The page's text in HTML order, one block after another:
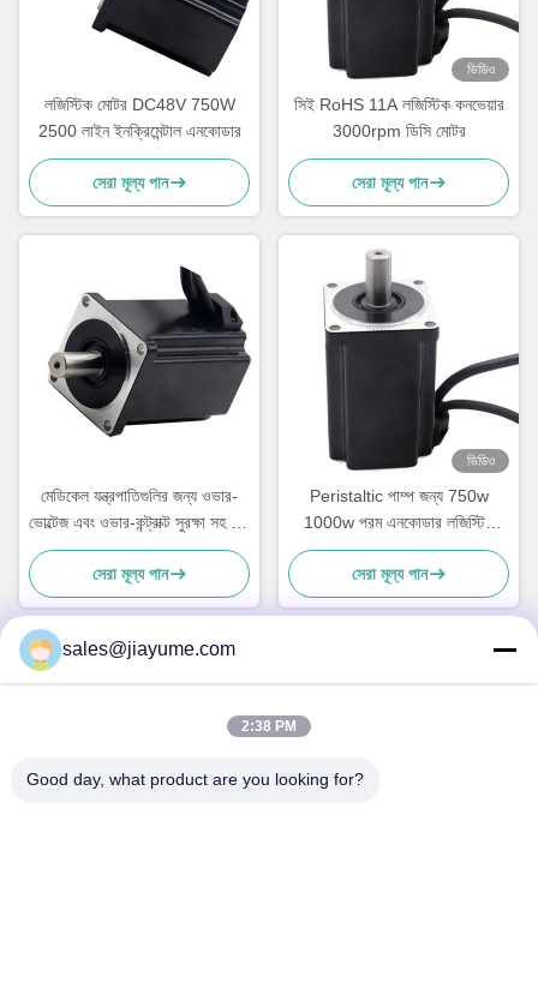
লজিস্টিক মোটর DC48V 750W
2500 লাইন ইনক্রিমেন্টাল এনকোডার
সেরা মূল্য পান
ভিডিও
সিই RoHS 11A লজিস্টিক কনভেয়ার
3000rpm ডিসি মোটর
সেরা মূল্য পান
মেডিকেল যন্ত্রপাতিগুলির জন্য ওভার-
ভোল্টেজ এবং ওভার-কন্ট্রাক্ট সুরক্ষা সহ 48
ভি ডিসি সার্ভো মোটর
সেরা মূল্য পান
ভিডিও
Peristaltic পাম্প জন্য 750w
1000w পরম এনকোডার লজিস্টিক
মোটর
সেরা মূল্য পান
sales@jiayume.com
2:38 PM
Good day, what product are you looking for?